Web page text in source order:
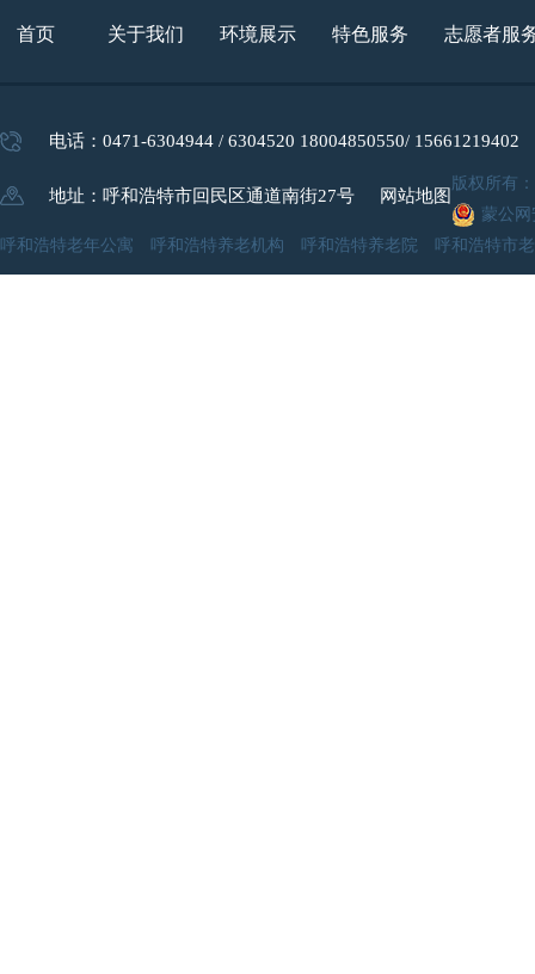
首页 关于我们 环境展示 特色服务 志愿者服
电话：0471-6304944 / 6304520 18004850550/ 15661219402
地址：呼和浩特市回民区通道南街27号 网站地图
版权所有
蒙公网
呼和浩特老年公寓 呼和浩特养老机构 呼和浩特养老院 呼和浩特市